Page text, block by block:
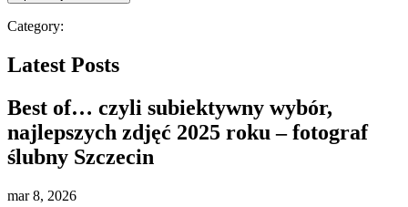
Category:
Latest Posts
Best of… czyli subiektywny wybór,
najlepszych zdjęć 2025 roku – fotograf
ślubny Szczecin
mar8, 2026